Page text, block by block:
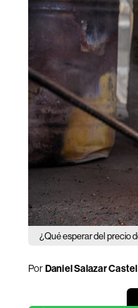
¿Qué esperar del precio
PorDaniel Salazar